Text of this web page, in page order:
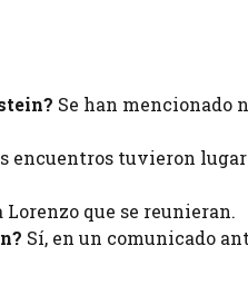
Se han mencionado
encuentros tuvieron
que se reunieran.
Sí, en un comunicado